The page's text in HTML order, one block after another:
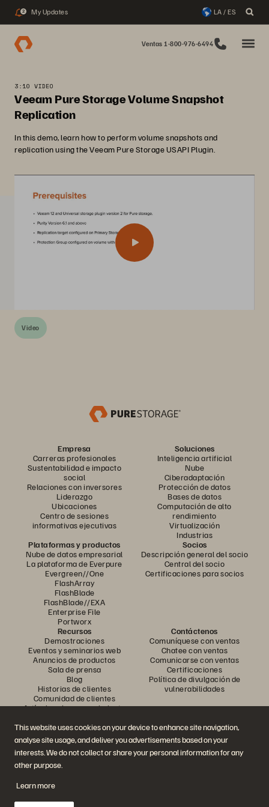
This website uses cookies on your device to enhance site navigation,
analyse site usage, and deliver you advertisements based on your
interests. We do not collect or share your personal information for any
other purpose.
Learn more
2 My Updates LA / ES
Ventas 1-800-976-6494
3:10 VIDEO
Veeam Pure Storage Volume Snapshot
Replication
In this demo, learn how to perform volume snapshots and
replication using the Veeam Pure Storage USAPI Plugin.
Video
Empresa
Carreras profesionales
Sustentabilidad e impacto
social
Relaciones con inversores
Liderazgo
Ubicaciones
Centro de sesiones
informativas ejecutivas
Soluciones
Inteligencia artificial
Nube
Ciberadaptación
Protección de datos
Bases de datos
Computación de alto
rendimiento
Virtualización
Industrias
Plataformas y productos
Nube de datos empresarial
La plataforma de Everpure
Evergreen//One
FlashArray
FlashBlade
FlashBlade//EXA
Enterprise File
Portworx
Socios
Descripción general del socio
Central del socio
Certificaciones para socios
Recursos
Demostraciones
Eventos y seminarios web
Anuncios de productos
Sala de prensa
Blog
Historias de clientes
Comunidad de clientes
Artículo sobre conocimiento
Contáctenos
Comuníquese con ventas
Chatee con ventas
Comunicarse con ventas
Certificaciones
Política de divulgación de
vulnerabilidades
Únase a la conversación
Siga todos los canales sociales oficiales de Everpure